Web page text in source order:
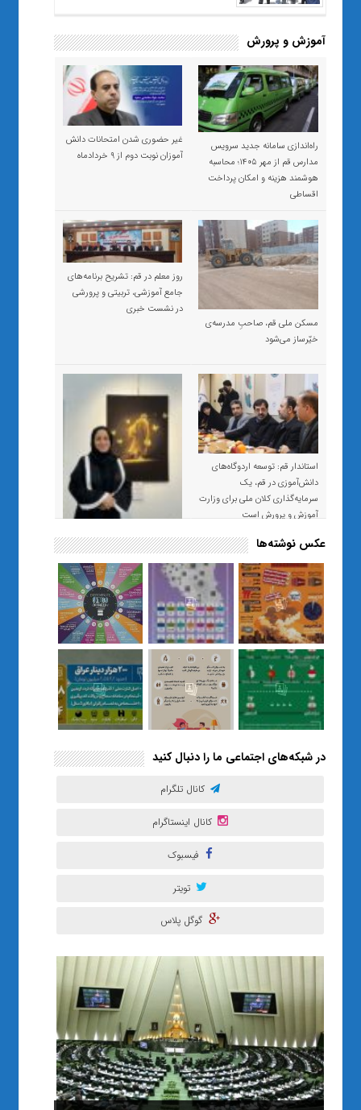
آموزش و پرورش
راه‌اندازی سامانه جدید سرویس
مدارس قم از مهر ۱۴۰۵؛ محاسبه
هوشمند هزینه و امکان پرداخت
اقساطی
غیر حضوری شدن امتحانات دانش
آموزان نوبت دوم از ۹ خردادماه
مسکن ملی قم، صاحبِ مدرسه‌ی
خیّرساز می‌شود
روز معلم در قم: تشریح برنامه‌های
جامع آموزشی، تربیتی و پرورشی
در نشست خبری
استاندار قم: توسعه اردوگاه‌های
دانش‌آموزی در قم، یک
سرمایه‌گذاری کلان ملی برای وزارت
آموزش و پرورش است
«صبر و اعتماد؛ روایت معلمی که
نسل Z را از بی‌هدفی به خودباوری
رساند / از یک کلاس ساده در قم تا
حضور مشترک معلم و هنرجویان
در مهم‌ترین گالری قرآنی هوش
مصنوعی تهران
عکس نوشته‌ها
در شبکه‌های اجتماعی ما را دنبال کنید
کانال تلگرام
کانال اینستاگرام
فیسبوک
تویتر
گوگل پلاس